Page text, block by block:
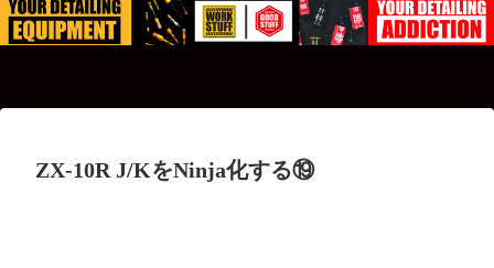
ZX-10R J/KをNinja化する⑲